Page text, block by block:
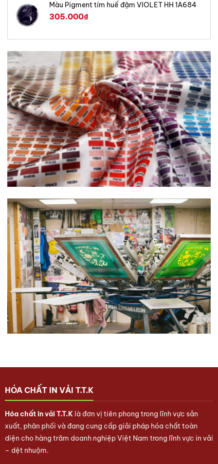
Màu Pigment tím huế đậm VIOLET HH 1A684
305.000₫
HÓA CHẤT IN VẢI T.T.K
Hóa chất in vải T.T.Klà đơn vị tiên phong trong lĩnh vực sản
xuất, phân phối và đang cung cấp giải pháp hóa chất toàn
diện cho hàng trăm doanh nghiệp Việt Nam trong lĩnh vực in vải
– dệt nhuộm.